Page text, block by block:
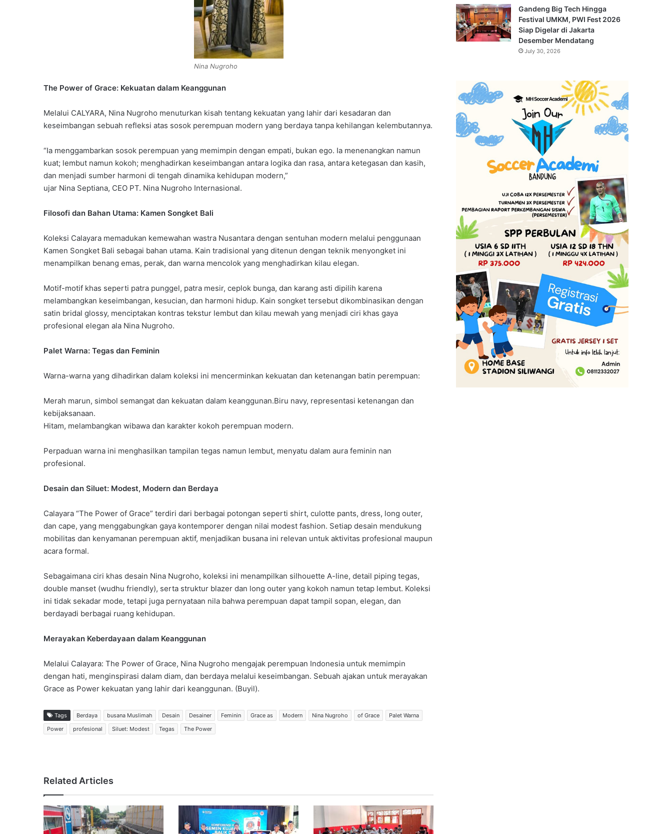
Nina Nugroho
The Power of Grace: Kekuatan dalam Keanggunan
Melalui CALYARA, Nina Nugroho menuturkan kisah tentang kekuatan yang lahir dari kesadaran dan
keseimbangan sebuah refleksi atas sosok perempuan modern yang berdaya tanpa kehilangan kelembutannya.
“Ia menggambarkan sosok perempuan yang memimpin dengan empati, bukan ego. Ia menenangkan namun
kuat; lembut namun kokoh; menghadirkan keseimbangan antara logika dan rasa, antara ketegasan dan kasih,
dan menjadi sumber harmoni di tengah dinamika kehidupan modern,”
ujar Nina Septiana, CEO PT. Nina Nugroho Internasional.
Filosofi dan Bahan Utama: Kamen Songket Bali
Koleksi Calayara memadukan kemewahan wastra Nusantara dengan sentuhan modern melalui penggunaan
Kamen Songket Bali sebagai bahan utama. Kain tradisional yang ditenun dengan teknik menyongket ini
menampilkan benang emas, perak, dan warna mencolok yang menghadirkan kilau elegan.
Motif-motif khas seperti patra punggel, patra mesir, ceplok bunga, dan karang asti dipilih karena
melambangkan keseimbangan, kesucian, dan harmoni hidup. Kain songket tersebut dikombinasikan dengan
satin bridal glossy, menciptakan kontras tekstur lembut dan kilau mewah yang menjadi ciri khas gaya
profesional elegan ala Nina Nugroho.
Palet Warna: Tegas dan Feminin
Warna-warna yang dihadirkan dalam koleksi ini mencerminkan kekuatan dan ketenangan batin perempuan:
Merah marun, simbol semangat dan kekuatan dalam keanggunan.Biru navy, representasi ketenangan dan
kebijaksanaan.
Hitam, melambangkan wibawa dan karakter kokoh perempuan modern.
Perpaduan warna ini menghasilkan tampilan tegas namun lembut, menyatu dalam aura feminin nan
profesional.
Desain dan Siluet: Modest, Modern dan Berdaya
Calayara “The Power of Grace” terdiri dari berbagai potongan seperti shirt, culotte pants, dress, long outer,
dan cape, yang menggabungkan gaya kontemporer dengan nilai modest fashion. Setiap desain mendukung
mobilitas dan kenyamanan perempuan aktif, menjadikan busana ini relevan untuk aktivitas profesional maupun
acara formal.
Sebagaimana ciri khas desain Nina Nugroho, koleksi ini menampilkan silhouette A-line, detail piping tegas,
double manset (wudhu friendly), serta struktur blazer dan long outer yang kokoh namun tetap lembut. Koleksi
ini tidak sekadar mode, tetapi juga pernyataan nila bahwa perempuan dapat tampil sopan, elegan, dan
berdayadi berbagai ruang kehidupan.
Merayakan Keberdayaan dalam Keanggunan
Melalui Calayara: The Power of Grace, Nina Nugroho mengajak perempuan Indonesia untuk memimpin
dengan hati, menginspirasi dalam diam, dan berdaya melalui keseimbangan. Sebuah ajakan untuk merayakan
Grace as Power kekuatan yang lahir dari keanggunan. (Buyil).
Tags Berdaya busana Muslimah Desain Desainer Feminin Grace as Modern Nina Nugroho of Grace
Palet Warna
Power
profesional Siluet: Modest Tegas The Power
Related Articles
Gandeng Big Tech Hingga
Festival UMKM, PWI Fest 2026
Siap Digelar di Jakarta
Desember Mendatang
July 30, 2026